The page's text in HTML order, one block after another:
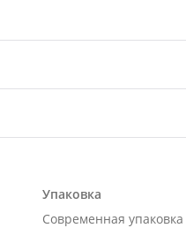
Упаковка
Современная упаковка